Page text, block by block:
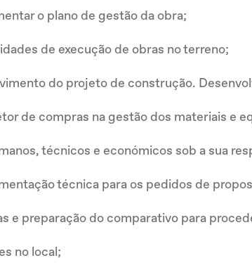
o plano de gestão da obra;
de execução de obras no terreno;
do projeto de construção.
de compras na gestão dos materiais e
técnicos e económicos sob a sua
técnica para os pedidos de
e preparação do comparativo para
no local;